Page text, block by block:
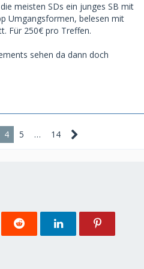
meisten SDs ein junges SB mit
Umgangsformen, belesen mit
Für 250€ pro Treffen.
sehen da dann doch
4 5 … 14